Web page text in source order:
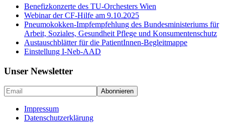
Benefizkonzerte des TU-Orchesters Wien
Webinar der CF-Hilfe am 9.10.2025
Pneumokokken-Impfempfehlung des Bundesministeriums für
Arbeit, Soziales, Gesundheit Pflege und Konsumentenschutz
Austauschblätter für die PatientInnen-Begleitmappe
Einstellung I-Neb-AAD
Unser Newsletter
Impressum
Datenschutzerklärung